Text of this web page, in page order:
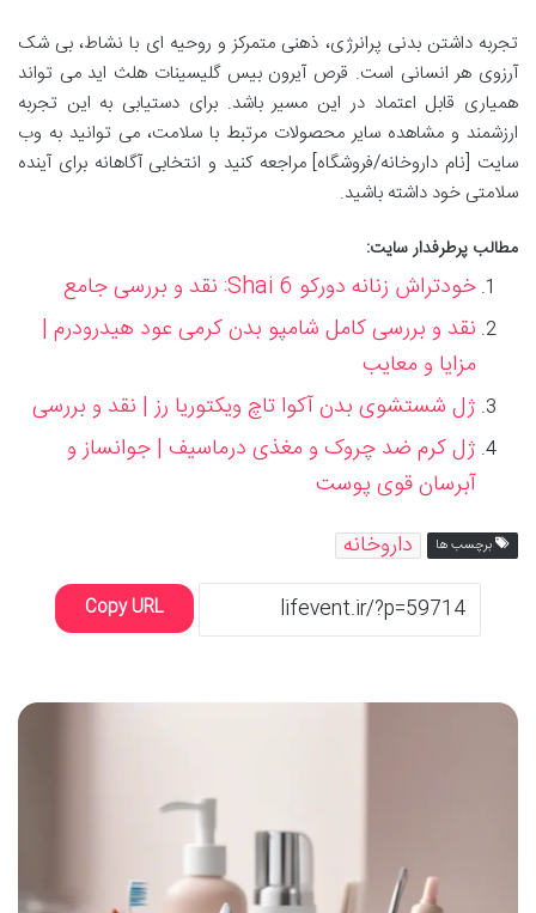
تجربه داشتن بدنی پرانرژی، ذهنی متمرکز و روحیه ای با نشاط، بی شک
آرزوی هر انسانی است. قرص آیرون بیس گلیسینات هلث اید می تواند
همیاری قابل اعتماد در این مسیر باشد. برای دستیابی به این تجربه
ارزشمند و مشاهده سایر محصولات مرتبط با سلامت، می توانید به وب
سایت [نام داروخانه/فروشگاه] مراجعه کنید و انتخابی آگاهانه برای آینده
سلامتی خود داشته باشید.
مطالب پرطرفدار سایت:
خودتراش زنانه دورکو Shai 6: نقد و بررسی جامع
نقد و بررسی کامل شامپو بدن کرمی عود هیدرودرم |
مزایا و معایب
ژل شستشوی بدن آکوا تاچ ویکتوریا رز | نقد و بررسی
ژل کرم ضد چروک و مغذی درماسیف | جوانساز و
آبرسان قوی پوست
برچسب ها داروخانه
Copy URL